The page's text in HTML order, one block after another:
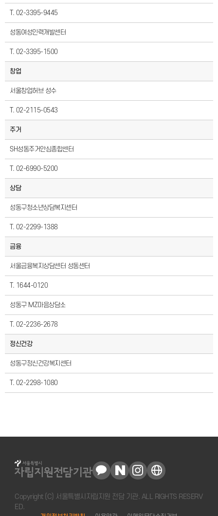
T. 02-3395-9445
성동여성인력개발센터
T. 02-3395-1500
창업
서울창업허브 성수
T. 02-2115-0543
주거
SH성동주거안심종합센터
T. 02-6990-5200
상담
성동구청소년상담복지센터
T. 02-2299-1388
금융
서울금융복지상담센터 성동센터
T. 1644-0120
성동구 MZ마음상담소
T. 02-2236-2678
정신건강
성동구정신건강복지센터
T. 02-2298-1080
Copyright (C) 서울특별시자립지원 전담 기관. ALL RIGHTS RESERV
ED.